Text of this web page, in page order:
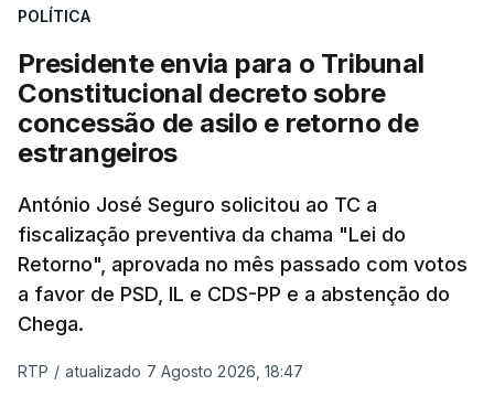
sistema mais simples, mais justo e transparente".
"Sempre que seja possível reduzir burocracias,
eliminar sobreposições e garantir que os apoios
chegam a quem mais necessita, estaremos a dar
um passo na direção certa", argumenta o
Presidente da República.
Assegurar que "ninguém é
prejudicado"
POLÍTICA
Presidente envia para o Tribunal
Constitucional decreto sobre
concessão de asilo e retorno de
estrangeiros
António José Seguro solicitou ao TC a
fiscalização preventiva da chama "Lei do
Retorno", aprovada no mês passado com votos
a favor de PSD, IL e CDS-PP e a abstenção do
Chega.
RTP / atualizado 7 Agosto 2026, 18:47